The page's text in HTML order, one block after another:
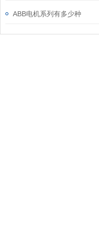
ABB电机系列有多少种